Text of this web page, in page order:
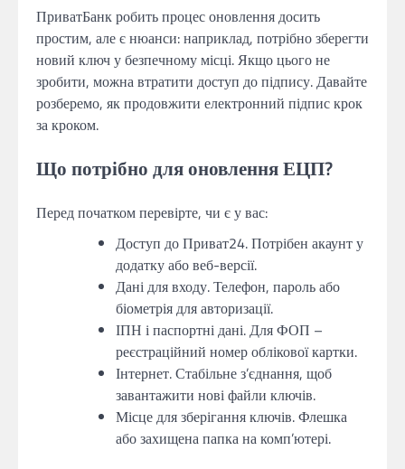
ПриватБанк робить процес оновлення досить
простим, але є нюанси: наприклад, потрібно зберегти
новий ключ у безпечному місці. Якщо цього не
зробити, можна втратити доступ до підпису. Давайте
розберемо, як продовжити електронний підпис крок
за кроком.
Що потрібно для оновлення ЕЦП?
Перед початком перевірте, чи є у вас:
Доступ до Приват24. Потрібен акаунт у
додатку або веб-версії.
Дані для входу. Телефон, пароль або
біометрія для авторизації.
ІПН і паспортні дані. Для ФОП –
реєстраційний номер облікової картки.
Інтернет. Стабільне з’єднання, щоб
завантажити нові файли ключів.
Місце для зберігання ключів. Флешка
або захищена папка на комп’ютері.